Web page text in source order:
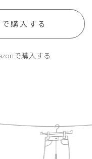
購入する
で購入する